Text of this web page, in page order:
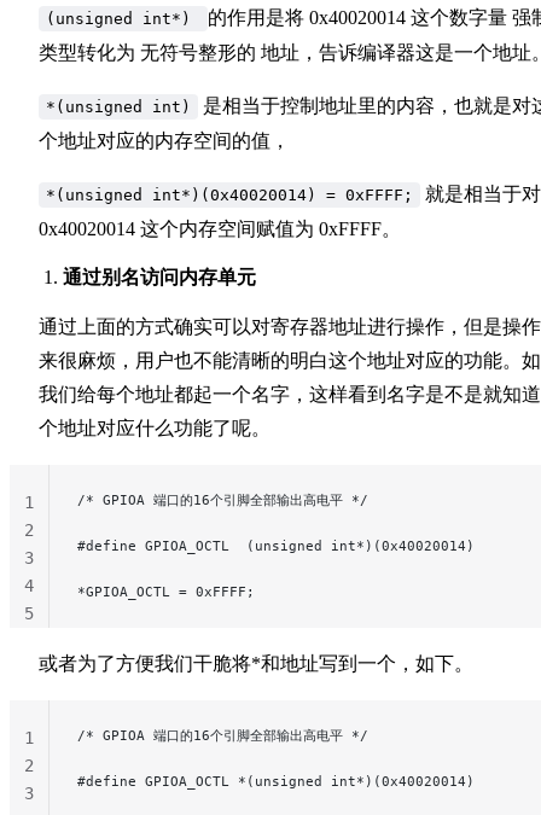
(unsigned int*)
的作用是将 0x40020014 这个数字量 强
类型转化为 无符号整形的 地址，告诉编译器这是一个地址
*(unsigned int)
是相当于控制地址里的内容，也就是对
个地址对应的内存空间的值，
*(unsigned int*)(0x40020014) = 0xFFFF;
就是相当于对
0x40020014 这个内存空间赋值为 0xFFFF。
通过别名访问内存单元
通过上面的方式确实可以对寄存器地址进行操作，但是操
来很麻烦，用户也不能清晰的明白这个地址对应的功能。
我们给每个地址都起一个名字，这样看到名字是不是就知
个地址对应什么功能了呢。
/* GPIOA 端口的16个引脚全部输出高电平 */
#define GPIOA_OCTL  (unsigned int*)(0x40020014)
*GPIOA_OCTL = 0xFFFF;
1
2
3
4
5
或者为了方便我们干脆将*和地址写到一个，如下。
/* GPIOA 端口的16个引脚全部输出高电平 */
#define GPIOA_OCTL *(unsigned int*)(0x40020014)
1
2
3